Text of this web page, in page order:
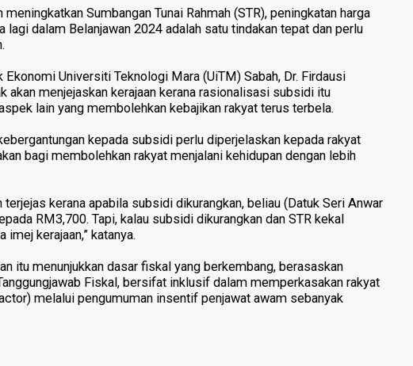
Sumbangan Tunai Rahmah (STR), peningkatan harga
lagi dalam Belanjawan 2024 adalah satu tindakan tepat dan perlu
Universiti Teknologi Mara (UiTM) Sabah, Dr. Firdausi
akan menjejaskan kerajaan kerana rasionalisasi subsidi itu
lain yang membolehkan kebajikan rakyat terus terbela.
ke­pada subsidi perlu diperjelaskan kepada rakyat
bagi membolehkan rakyat menjalani kehidupan dengan lebih
terjejas kerana apabila subsidi dikurangkan, beliau (Datuk Seri Anwar
RM3,700. Tapi, kalau subsidi dikurangkan dan STR kekal
kerajaan,” katanya.
itu menunjukkan dasar fiskal yang berkembang, berasaskan
Fiskal, bersifat inklusif dalam memperkasakan rakyat
melalui pengumuman insentif penjawat awam sebanyak